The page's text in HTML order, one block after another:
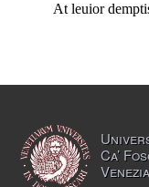
At leuior demptis
Ca’
Venezia